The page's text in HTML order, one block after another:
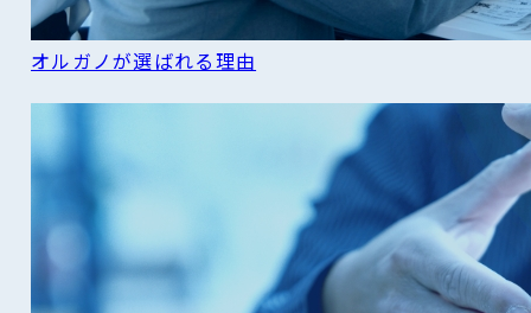
オルガノが選ばれる理由